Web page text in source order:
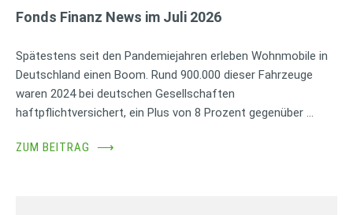
Fonds Finanz News im Juli 2026
Spätestens seit den Pandemiejahren erleben Wohnmobile in
Deutschland einen Boom. Rund 900.000 dieser Fahrzeuge
waren 2024 bei deutschen Gesellschaften
haftpflichtversichert, ein Plus von 8 Prozent gegenüber …
ZUM BEITRAG ⟶